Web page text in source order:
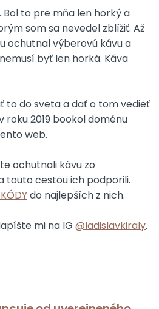
Bol to pre mňa len horký a
som sa nevedel zblížiť. Až
ochutnal výberovú kávu a
byť len horká. Káva
to do sveta a dať o tom vedieť
roku 2019 bookol doménu
web.
ochutnali kávu zo
touto cestou ich podporili.
do najlepších z nich.
mi na IG @ladislavkiraly.